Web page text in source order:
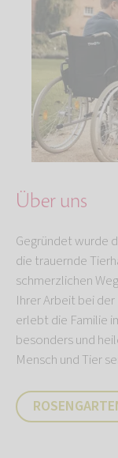
Über uns
Gegründet wurde
die trauernde
schmerzlichen
Ihrer Arbeit bei der
erlebt die Familie
besonders und
Mensch und Tier